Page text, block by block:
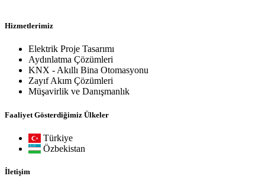
Hizmetlerimiz
Elektrik Proje Tasarımı
Aydınlatma Çözümleri
KNX - Akıllı Bina Otomasyonu
Zayıf Akım Çözümleri
Müşavirlik ve Danışmanlık
Faaliyet Gösterdiğimiz Ülkeler
Türkiye
Özbekistan
İletişim